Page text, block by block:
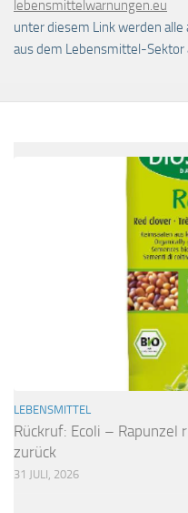
lebensmittelwarnungen.eu
unter diesem Link werden
aus dem Lebensmittel-Sektor
LEBENSMITTEL
Rückruf: Ecoli – Rapunzel
zurück
31 JULI, 2026